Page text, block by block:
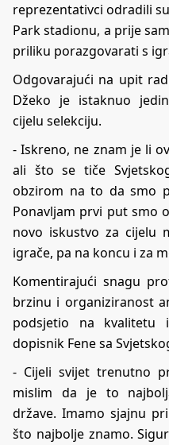
reprezentativci odradili
Park stadionu, a prije
priliku porazgovarati s
​Odgovarajući na upit
Džeko je istaknuo
cijelu selekciju.
​- Iskreno, ne znam je li
ali što se tiče
obzirom na to da smo
Ponavljam prvi put smo
novo iskustvo za cijelu
igrače, pa na koncu i za
​Komentirajući snagu
brzinu i organiziranost
podsjetio na kvalitetu i
dopisnik Fene sa
​- Cijeli svijet trenutno
mislim da je to
države. Imamo sjajnu
što najbolje znamo.